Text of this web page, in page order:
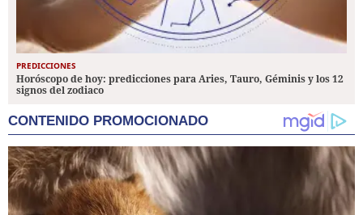
PREDICCIONES
Horóscopo de hoy: predicciones para Aries, Tauro, Géminis y los 12
signos del zodiaco
CONTENIDO PROMOCIONADO